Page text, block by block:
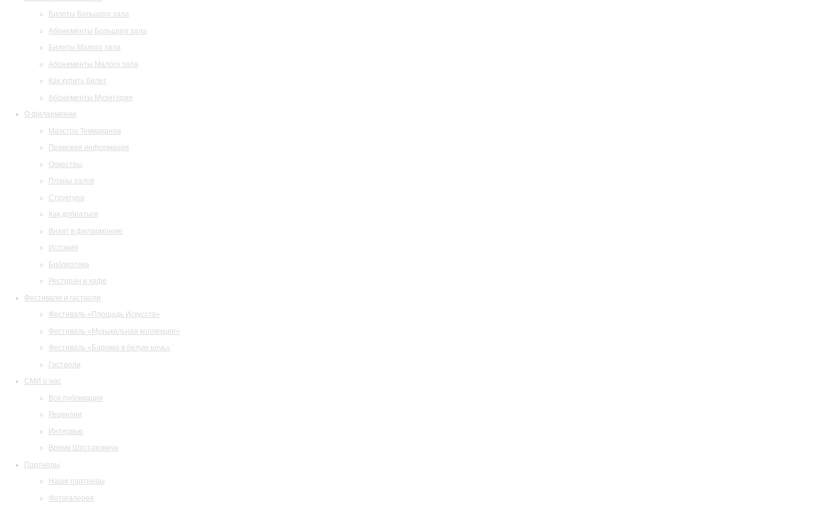
Билеты Большого зала
Абонементы Большого зала
Билеты Малого зала
Абонементы Малого зала
Как купить билет
Абонементы Музитория
О филармонии
Маэстро Темирканов
Правовая информация
Оркестры
Планы залов
Структура
Как добраться
Визит в филармонию
История
Библиотека
Ресторан и кафе
Фестивали и гастроли
Фестиваль «Площадь Искусств»
Фестиваль «Музыкальная коллекция»
Фестиваль «Барокко в белую ночь»
Гастроли
СМИ о нас
Все публикации
Рецензии
Интервью
Время Шостаковича
Партнеры
Наши партнеры
Фотогалерея